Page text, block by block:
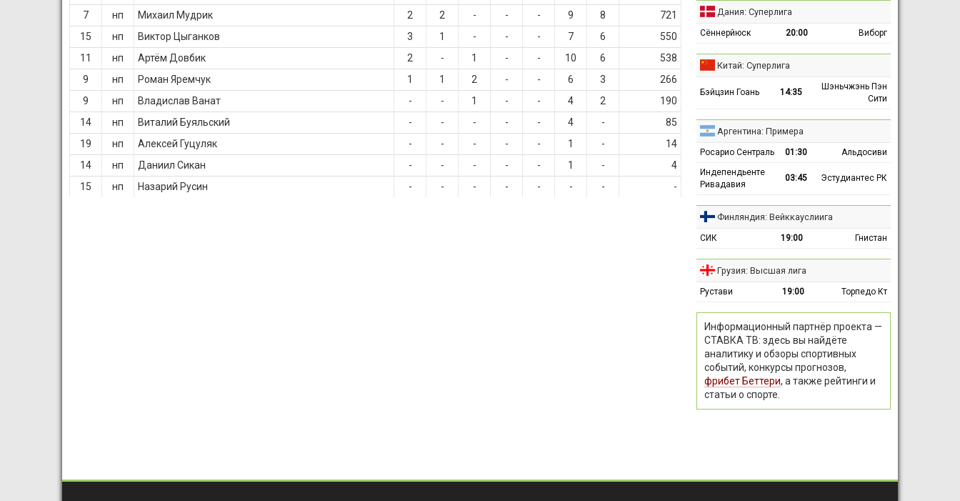
7
нп Михаил Мудрик 2 2 - - - 9 8
721
15
нп Виктор Цыганков 3 1 - - - 7 6
550
11
нп Артём Довбик 2 - 1 - - 10 6
538
9
нп Роман Яремчук 1 1 2 - - 6 3
266
9
нп Владислав Ванат - - 1 - - 4 2
190
14
нп Виталий Буяльский - - - - - 4 -
85
19
нп Алексей Гуцуляк - - - - - 1 -
14
14
нп Даниил Сикан - - - - - 1 -
4
15
нп Назарий Русин - - - - - - - -
Дания: Суперлига
Сённерйюск 20:00 Виборг
Китай: Суперлига
Бэйцзин Гоань 14:35
Шэньчжэнь Пэн
Сити
Аргентина: Примера
Росарио Сентраль 01:30
Альдосиви
Индепендьенте
Ривадавия
03:45 Эстудиантес РК
Финляндия: Вейккауслиига
СИК 19:00 Гнистан
Грузия: Высшая лига
Рустави 19:00 Торпедо Кт
Информационный партнёр проекта —
СТАВКА ТВ: здесь вы найдёте
аналитику и обзоры спортивных
событий, конкурсы прогнозов,
фрибет Беттери, а также рейтинги и
статьи о спорте.